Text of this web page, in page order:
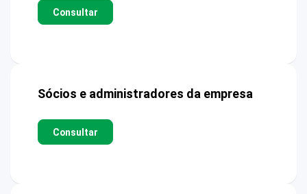
Consultar
Sócios e administradores da empresa
Consultar